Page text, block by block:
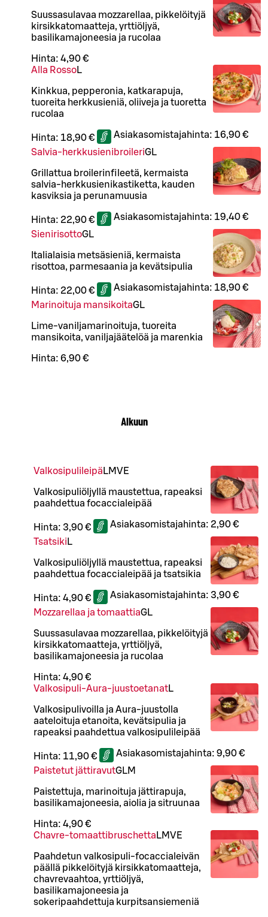
Suussasulavaa mozzarellaa, pikkelöityjä
kirsikkatomaatteja, yrttiöljyä,
basilikamajoneesia ja rucolaa
Hinta: 4,90 €
Alla RossoL
Kinkkua, pepperonia, katkarapuja,
tuoreita herkkusieniä, oliiveja ja tuoretta
rucolaa
Hinta: 18,90 € Asiakasomistajahinta: 16,90 €
Salvia-herkkusienibroileriGL
Grillattua broilerinfileetä, kermaista
salvia-herkkusienikastiketta, kauden
kasviksia ja perunamuusia
Hinta: 22,90 € Asiakasomistajahinta: 19,40 €
SienirisottoGL
Italialaisia metsäsieniä, kermaista
risottoa, parmesaania ja kevätsipulia
Hinta: 22,00 € Asiakasomistajahinta: 18,90 €
Marinoituja mansikoitaGL
Lime-vaniljamarinoituja, tuoreita
mansikoita, vaniljajäätelöä ja marenkia
Hinta: 6,90 €
Alkuun
Valkosipulileipä LMVE
Valkosipuliöljyllä maustettua, rapeaksi
paahdettua focaccialeipää
Hinta: 3,90 € Asiakasomistajahinta: 2,90 €
Tsatsiki L
Valkosipuliöljyllä maustettua, rapeaksi
paahdettua focaccialeipää ja tsatsikia
Hinta: 4,90 € Asiakasomistajahinta: 3,90 €
Mozzarellaa ja tomaattiaGL
Suussasulavaa mozzarellaa, pikkelöityjä
kirsikkatomaatteja, yrttiöljyä,
basilikamajoneesia ja rucolaa
Hinta: 4,90 €
Valkosipuli-Aura-juustoetanatL
Valkosipulivoilla ja Aura-juustolla
aateloituja etanoita, kevätsipulia ja
rapeaksi paahdettua valkosipulileipää
Hinta: 11,90 € Asiakasomistajahinta: 9,90 €
Paistetut jättiravutGLM
Paistettuja, marinoituja jättirapuja,
basilikamajoneesia, aiolia ja sitruunaa
Hinta: 4,90 €
Chavre-tomaattibruschetta LMVE
Paahdetun valkosipuli-focaccialeivän
päällä pikkelöityjä kirsikkatomaatteja,
chavrevaahtoa, yrttiöljyä,
basilikamajoneesia ja
sokeripaahdettuja kurpitsansiemeniä